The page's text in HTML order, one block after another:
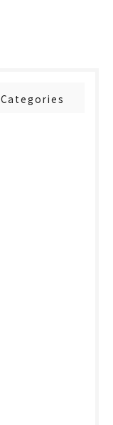
Categories